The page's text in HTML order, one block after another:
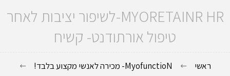
MYORETAINR HR-לשיפור יציבות לאחר
טיפול אורתודנט- קשיח
ראשי
MyofunctioN- מכירה לאנשי מקצוע בלבד!